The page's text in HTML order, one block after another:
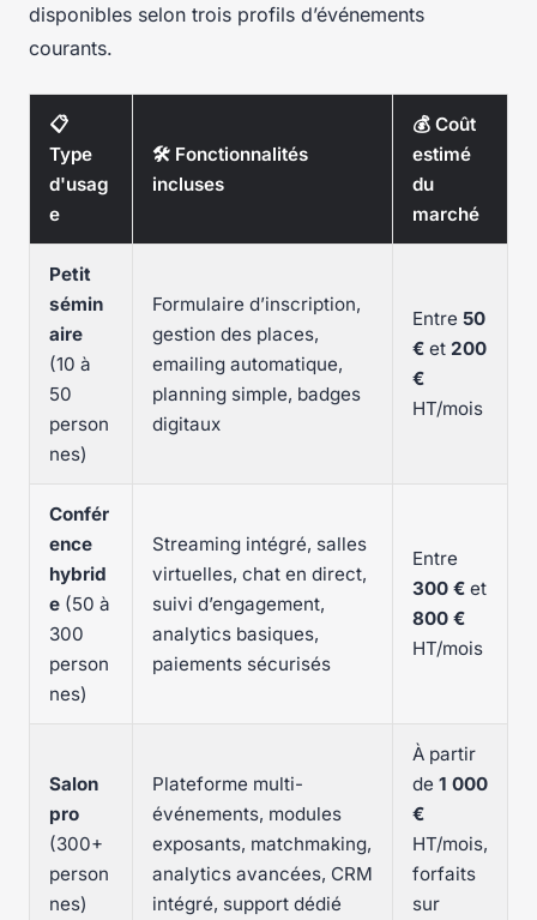
disponibles selon trois profils d’événements
courants.
📋
Type
d'usag
e
🛠️ Fonctionnalités
incluses
💰 Coût
estimé
du
marché
Petit
sémin
aire
(10 à
50
person
nes)
Formulaire d’inscription,
gestion des places,
emailing automatique,
planning simple, badges
digitaux
Entre 50
€ et 200
€
HT/mois
Confér
ence
hybrid
e (50 à
300
person
nes)
Streaming intégré, salles
virtuelles, chat en direct,
suivi d’engagement,
analytics basiques,
paiements sécurisés
Entre
300 € et
800 €
HT/mois
Salon
pro
(300+
person
nes)
Plateforme multi-
événements, modules
exposants, matchmaking,
analytics avancées, CRM
intégré, support dédié
À partir
de 1 000
€
HT/mois,
forfaits
sur